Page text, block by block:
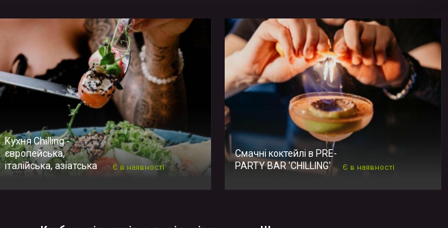
Кухня Chilling -
європейська,
італійська, азіатська
Є в наявності
Смачні коктейлі в PRE-
PARTY BAR 'CHILLING'
Є в наявності